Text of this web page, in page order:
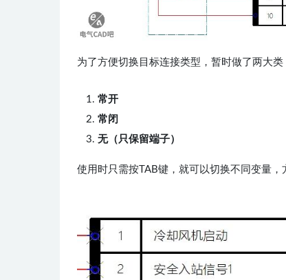
为了方便切换目标连接类型，暂时做了两大
常开
常闭
无（只保留端子）
使用时只需按TAB键，就可以切换不同变量